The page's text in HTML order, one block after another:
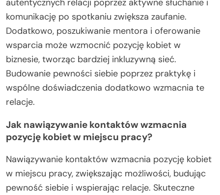
komunikację po spotkaniu zwiększa zaufanie.
Dodatkowo, poszukiwanie mentora i oferowanie
wsparcia może wzmocnić pozycję kobiet w
biznesie, tworząc bardziej inkluzywną sieć.
Budowanie pewności siebie poprzez praktykę i
wspólne doświadczenia dodatkowo wzmacnia te
relacje.
Jak nawiązywanie kontaktów wzmacnia
pozycję kobiet w miejscu pracy?
Nawiązywanie kontaktów wzmacnia pozycję kobiet
w miejscu pracy, zwiększając możliwości, budując
pewność siebie i wspierając relacje. Skuteczne